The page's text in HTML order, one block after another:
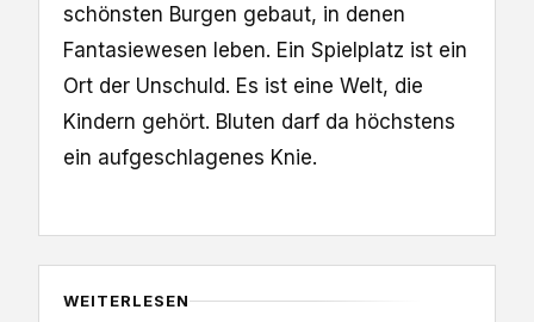
schönsten Burgen gebaut, in denen
Fantasiewesen leben. Ein Spielplatz ist ein
Ort der Unschuld. Es ist eine Welt, die
Kindern gehört. Bluten darf da höchstens
ein aufgeschlagenes Knie.
WEITERLESEN